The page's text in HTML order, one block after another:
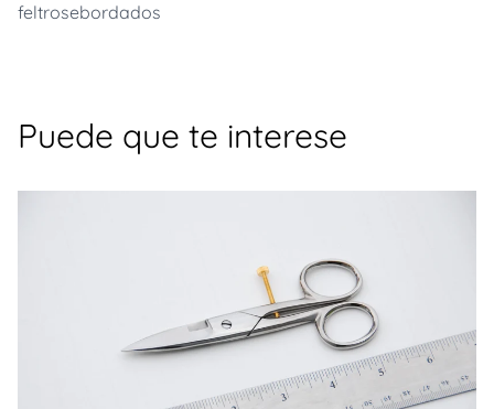
feltrosebordados
Puede que te interese